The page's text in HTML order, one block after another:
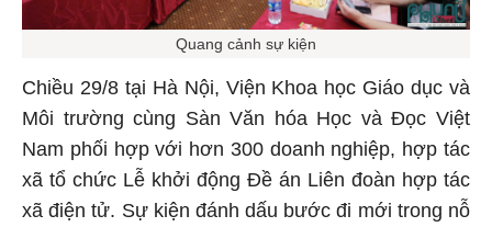
Quang cảnh sự kiện
Chiều 29/8 tại Hà Nội, Viện Khoa học Giáo dục và
Môi trường cùng Sàn Văn hóa Học và Đọc Việt
Nam phối hợp với hơn 300 doanh nghiệp, hợp tác
xã tổ chức Lễ khởi động Đề án Liên đoàn hợp tác
xã điện tử. Sự kiện đánh dấu bước đi mới trong nỗ